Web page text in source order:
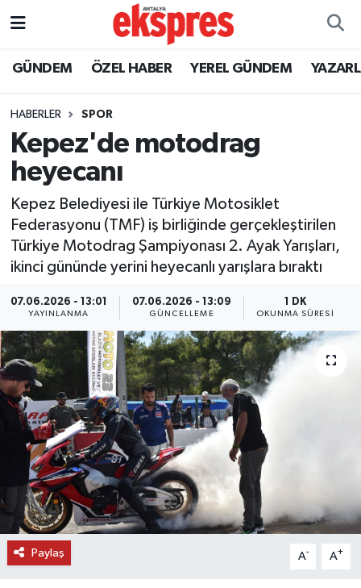
GÜNDEM ÖZEL HABER YEREL GÜNDEM
HABERLER SPOR
Kepez'de motodrag
heyecanı
Kepez Belediyesi ile Türkiye Motosiklet
Federasyonu (TMF) iş birliğinde gerçekleştirilen
Türkiye Motodrag Şampiyonası 2. Ayak Yarışları,
ikinci gününde yerini heyecanlı yarışlara bıraktı
07.06.2026 - 13:01
YAYINLANMA
07.06.2026 - 13:09
GÜNCELLEME
1 DK
OKUNMA SÜRESI
Paylaş A- A+
ÖZEL HABER
YEREL GÜNDEM
EKONOMİ
KÜLTÜR - SANAT
SPOR
SİYASET
SAĞLIK
DÜNYA
EĞİTİM
TURİZM
RÖPORTAJ
VİDEO HABERLER
Nöbetçi Eczaneler
Trafik Durumu
Süper Lig Puan Durumu ve Fikstür
Tüm Manşetler
Son Dakika Haberleri
Haber Arşivi